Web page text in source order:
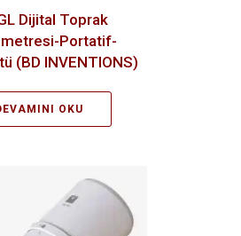
Dijital Toprak
Portatif-
(BD INVENTIONS)
OKU